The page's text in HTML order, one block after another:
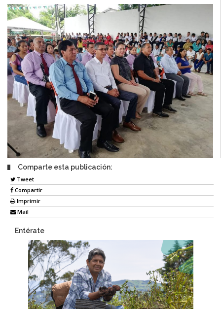
Comparte esta publicación:
Tweet
Compartir
Imprimir
Mail
Entérate